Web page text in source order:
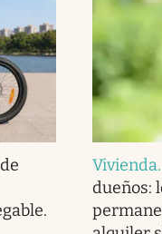
Vivienda.
dueños: